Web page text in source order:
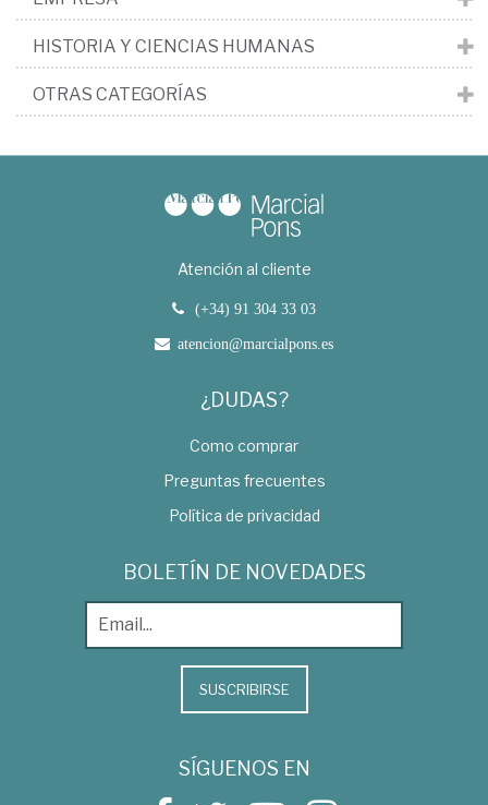
HISTORIA Y CIENCIAS HUMANAS
OTRAS CATEGORÍAS
Atención al cliente
(+34) 91 304 33 03
atencion@marcialpons.es
¿DUDAS?
Como comprar
Preguntas frecuentes
Política de privacidad
BOLETÍN DE NOVEDADES
SUSCRIBIRSE
SÍGUENOS EN